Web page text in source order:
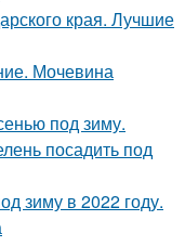
края. Лучшие
Мочевина
под зиму.
посадить под
зиму в 2022 году.